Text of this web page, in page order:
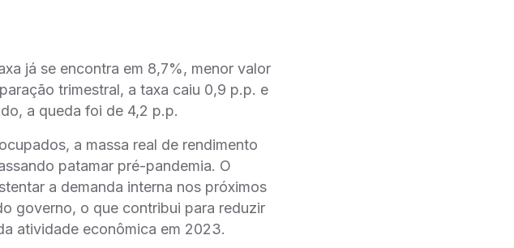
já se encontra em 8,7%, menor valor
trimestral, a taxa caiu 0,9 p.p. e
a queda foi de 4,2 p.p.
a massa real de rendimento
patamar pré-pandemia. O
a demanda interna nos próximos
governo, o que contribui para reduzir
atividade econômica em 2023.